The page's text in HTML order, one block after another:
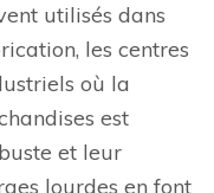
utilisés dans
les centres
où la
est
et leur
lourdes en font